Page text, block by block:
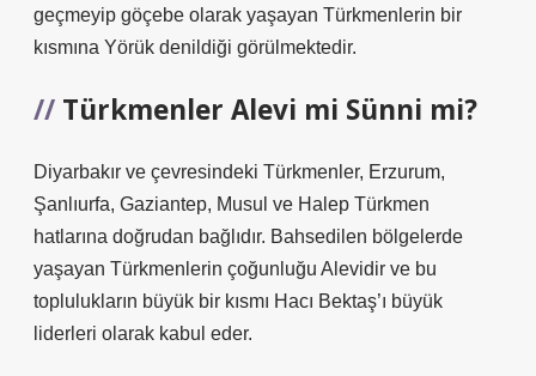
geçmeyip göçebe olarak yaşayan Türkmenlerin bir
kısmına Yörük denildiği görülmektedir.
Türkmenler Alevi mi Sünni mi?
Diyarbakır ve çevresindeki Türkmenler, Erzurum,
Şanlıurfa, Gaziantep, Musul ve Halep Türkmen
hatlarına doğrudan bağlıdır. Bahsedilen bölgelerde
yaşayan Türkmenlerin çoğunluğu Alevidir ve bu
toplulukların büyük bir kısmı Hacı Bektaş’ı büyük
liderleri olarak kabul eder.